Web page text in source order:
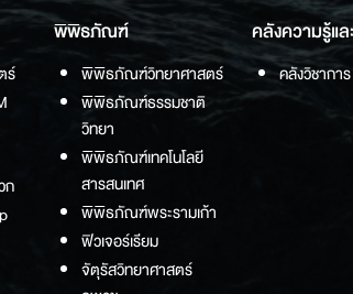
ร์
ก
พิพิธภัณฑ์
พิพิธภัณฑ์วิทยาศาสตร์
พิพิธภัณฑ์ธรรมชาติ
วิทยา
พิพิธภัณฑ์เทคโนโลยี
สารสนเทศ
พิพิธภัณฑ์พระรามเก้า
ฟิวเจอร์เรียม
จัตุรัสวิทยาศาสตร์
คลังความรู้แ
คลังวิชาการ